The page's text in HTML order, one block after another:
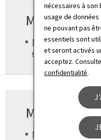
nécessaires à
usage de
ne pouvant pas
essentiels sont
et seront activés
acceptez.
confidentialité.
Ministère
Ministère de la
ensemble et de
Ministre
Max Hahn